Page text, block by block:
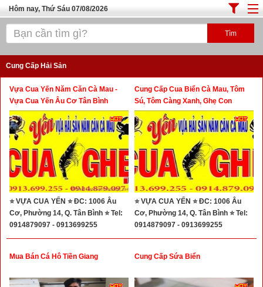
Hôm nay, Thứ Sáu 07/08/2026
Trang chủ
Bánh - Đồ Ăn Vặt
Thực Phẩm Nông Hải Sản
Top Quán Ăn Sài Gòn
Cung Cấp Hải Sản
Vựa Cua Yến Năm Căn Cà Mau -
Vựa Cua Yến Âu Cơ Tân Bình
⭐ VỰA CUA YẾN ⭐ ĐC: 1006 Âu
Cơ, Phường 14, Q. Tân Bình ⭐ Tel:
0914879097 - 0913699255
Cung Cấp Cua Biển Cà Mau, Tôm
Sú, Tôm Càng Xanh, Ghẹ Con
⭐ VỰA CUA YẾN ⭐ ĐC: 1006 Âu
Cơ, Phường 14, Q. Tân Bình ⭐ Tel:
0914879097 - 0913699255
Mua Bán Cá Hô Tiền Giang Cung Cấp Sứa Biển